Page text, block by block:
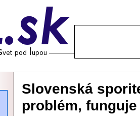
Slovenská
problém,